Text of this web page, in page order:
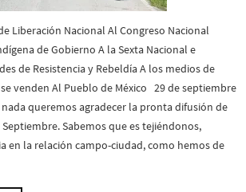
Liberación Nacional Al Congreso Nacional
de Gobierno A la Sexta Nacional e
de Resistencia y Rebeldía A los medios de
venden Al Pueblo de México 29 de septiembre
queremos agradecer la pronta difusión de
Sabemos que es tejiéndonos,
en la relación campo-ciudad, como hemos de